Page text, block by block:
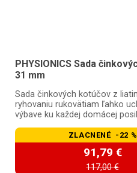
PHYSIONICS Sada
31 mm
Sada činkových kotúčov z
ryhovaniu rukovätiam ľahko
výbave ku každej domácej
ZLACNENÉ -22 %
91,79 €
117,00 €